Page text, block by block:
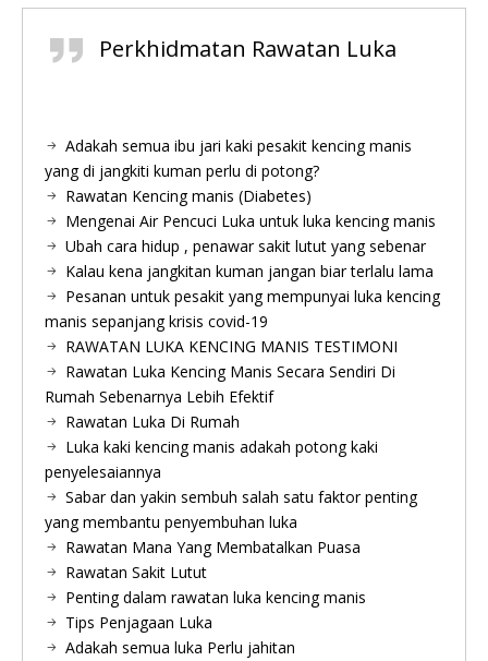
Perkhidmatan Rawatan Luka
Adakah semua ibu jari kaki pesakit kencing manis
yang di jangkiti kuman perlu di potong?
Rawatan Kencing manis (Diabetes)
Mengenai Air Pencuci Luka untuk luka kencing manis
Ubah cara hidup , penawar sakit lutut yang sebenar
Kalau kena jangkitan kuman jangan biar terlalu lama
Pesanan untuk pesakit yang mempunyai luka kencing
manis sepanjang krisis covid-19
RAWATAN LUKA KENCING MANIS TESTIMONI
Rawatan Luka Kencing Manis Secara Sendiri Di
Rumah Sebenarnya Lebih Efektif
Rawatan Luka Di Rumah
Luka kaki kencing manis adakah potong kaki
penyelesaiannya
Sabar dan yakin sembuh salah satu faktor penting
yang membantu penyembuhan luka
Rawatan Mana Yang Membatalkan Puasa
Rawatan Sakit Lutut
Penting dalam rawatan luka kencing manis
Tips Penjagaan Luka
Adakah semua luka Perlu jahitan